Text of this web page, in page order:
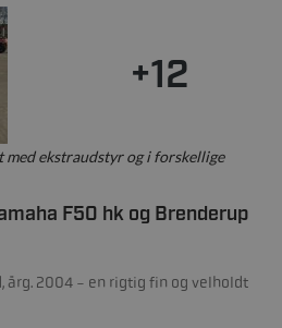
+12
ekstraudstyr og i forskellige
F50 hk og Brenderup
årg. 2004 - en rigtig fin og velholdt